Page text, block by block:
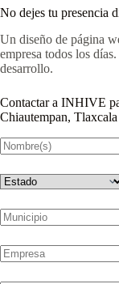
No dejes tu presencia
Un diseño de página
empresa todos los
desarrollo.
Contactar a INHIVE
Chiautempan, Tlaxcala